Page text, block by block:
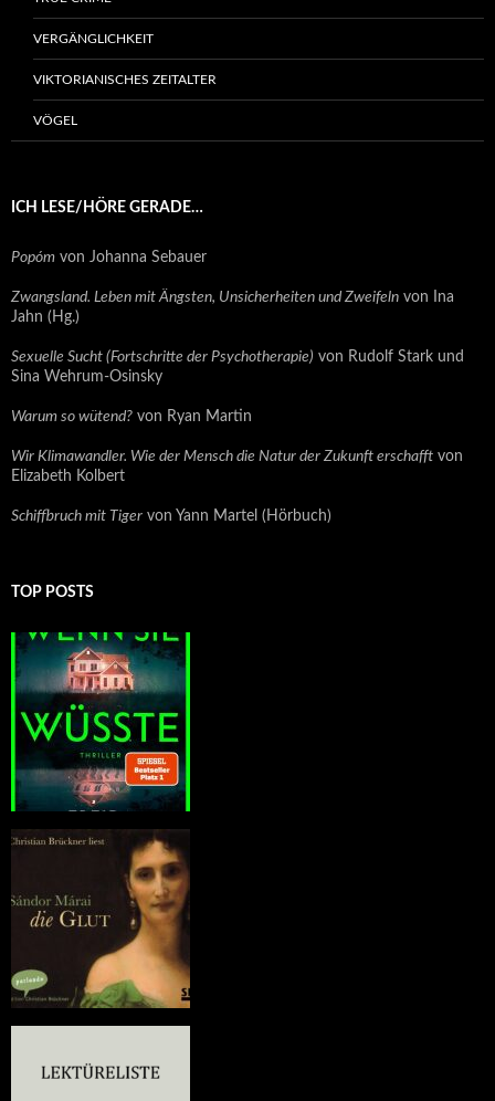
VERGÄNGLICHKEIT
VIKTORIANISCHES ZEITALTER
VÖGEL
ICH LESE/HÖRE GERADE…
Popóm von Johanna Sebauer
Zwangsland. Leben mit Ängsten, Unsicherheiten und Zweifeln von Ina
Jahn (Hg.)
Sexuelle Sucht (Fortschritte der Psychotherapie) von Rudolf Stark und
Sina Wehrum-Osinsky
Warum so wütend? von Ryan Martin
Wir Klimawandler. Wie der Mensch die Natur der Zukunft erschafft von
Elizabeth Kolbert
Schiffbruch mit Tiger von Yann Martel (Hörbuch)
TOP POSTS